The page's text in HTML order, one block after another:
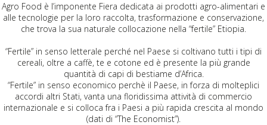
Agro Food è l’imponente Fiera dedicata ai prodotti agro-alimentari e
alle tecnologie per la loro raccolta, trasformazione e conservazione,
che trova la sua naturale collocazione nella “fertile” Etiopia.
“Fertile” in senso letterale perché nel Paese si coltivano tutti i tipi di
cereali, oltre a caffè, te e cotone ed è presente la più grande
quantità di capi di bestiame d’Africa.
“Fertile” in senso economico perchè il Paese, in forza di molteplici
accordi altri Stati, vanta una floridissima attività di commercio
internazionale e si colloca fra i Paesi a più rapida crescita al mondo
(dati di “The Economist”).